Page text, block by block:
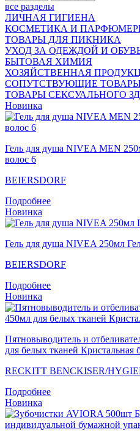
все разделы
ЛИЧНАЯ ГИГИЕНА
КОСМЕТИКА И
ТОВАРЫ ДЛЯ ПИКНИКА
УХОД ЗА ОДЕЖДОЙ И
БЫТОВАЯ ХИМИЯ
ХОЗЯЙСТВЕННАЯ
СОПУТСТВУЮЩИЕ
ТОВАРЫ СЕКСУАЛЬНОГО
Новинка
Гель для душа NIVEA MEN
волос 6
BEIERSDORF
Подробнее
Новинка
Гель для душа NIVEA 250мл
BEIERSDORF
Подробнее
Новинка
Пятновыводитель и
для белых тканей Кристальная
RECKITT BENCKISER/
Подробнее
Новинка